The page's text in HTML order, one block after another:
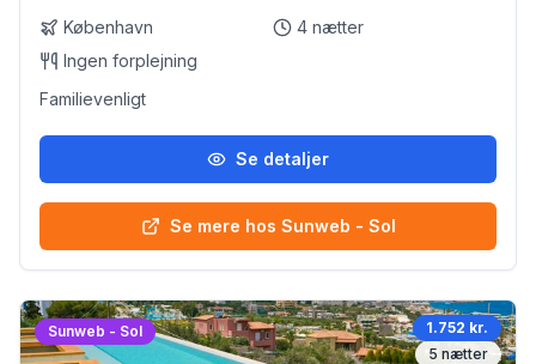
København 4 nætter
Ingen forplejning
Familievenligt
Se detaljer
Se mere hos Sunweb - Sol
Sunweb - Sol
1.752 kr.
5 nætter